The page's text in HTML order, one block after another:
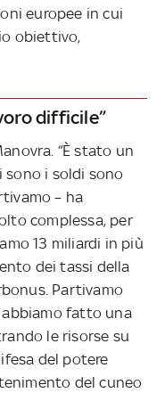
europee in cui
obiettivo,
difficile”
“È stato un
sono i soldi sono
– ha
complessa, per
13 miliardi in più
dei tassi della
Partivamo
fatto una
le risorse su
del potere
del cuneo